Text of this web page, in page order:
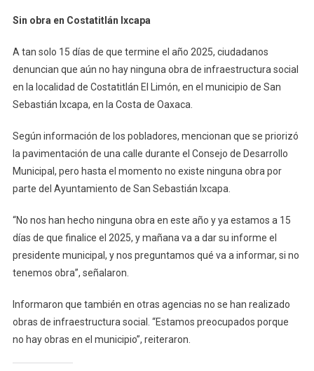
Costatitlán
Ixcapa
Sin obra en Costatitlán Ixcapa
A tan solo 15 días de que termine el año 2025, ciudadanos
denuncian que aún no hay ninguna obra de infraestructura social
en la localidad de Costatitlán El Limón, en el municipio de San
Sebastián Ixcapa, en la Costa de Oaxaca.
Según información de los pobladores, mencionan que se priorizó
la pavimentación de una calle durante el Consejo de Desarrollo
Municipal, pero hasta el momento no existe ninguna obra por
parte del Ayuntamiento de San Sebastián Ixcapa.
“No nos han hecho ninguna obra en este año y ya estamos a 15
días de que finalice el 2025, y mañana va a dar su informe el
presidente municipal, y nos preguntamos qué va a informar, si no
tenemos obra”, señalaron.
Informaron que también en otras agencias no se han realizado
obras de infraestructura social. “Estamos preocupados porque
no hay obras en el municipio”, reiteraron.